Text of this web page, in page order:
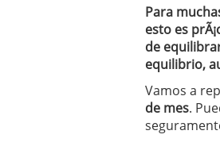
Para
esto es
de
equilibrio,
Vamos a
de mes.